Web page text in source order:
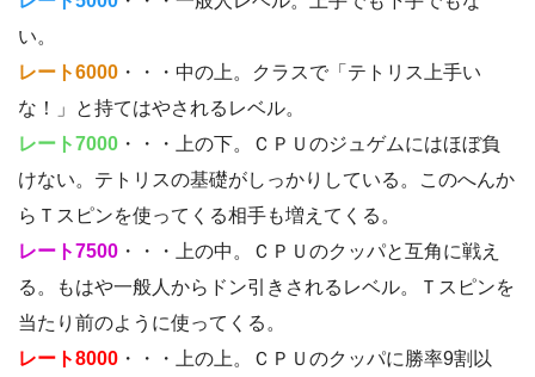
い。
レート6000 ・・・中の上。クラスで「テトリス上手い
な！」と持てはやされるレベル。
レート7000 ・・・上の下。ＣＰＵのジュゲムにはほぼ負
けない。テトリスの基礎がしっかりしている。このへんか
らＴスピンを使ってくる相手も増えてくる。
レート7500 ・・・上の中。ＣＰＵのクッパと互角に戦え
る。もはや一般人からドン引きされるレベル。Ｔスピンを
当たり前のように使ってくる。
レート8000 ・・・上の上。ＣＰＵのクッパに勝率9割以